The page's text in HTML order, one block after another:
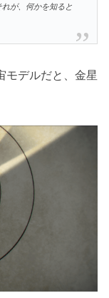
が、何かを知ると
モデルだと、金星